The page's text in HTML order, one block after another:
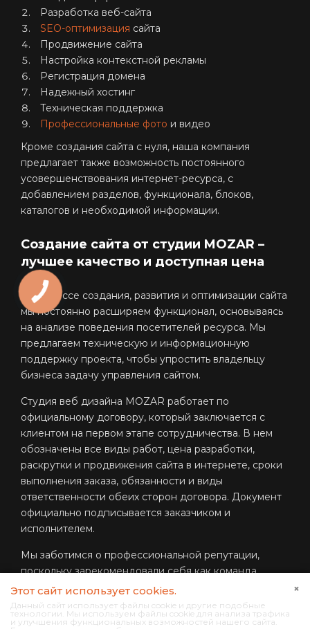
Разработка веб-сайта
SEO-оптимизация сайта
Продвижение сайта
Настройка контекстной рекламы
Регистрация домена
Надежный хостинг
Техническая поддержка
Профессиональные фото и видео
Кроме создания сайта с нуля, наша компания
предлагает также возможность постоянного
усовершенствования интернет-ресурса, с
добавлением разделов, функционала, блоков,
каталогов и необходимой информации.
Создание сайта от студии MOZAR –
лучшее качество и доступная цена
В процессе создания, развития и оптимизации сайта
мы постоянно расширяем функционал, основываясь
на анализе поведения посетителей ресурса. Мы
предлагаем техническую и информационную
поддержку проекта, чтобы упростить владельцу
бизнеса задачу управления сайтом.
Студия веб дизайна MOZAR работает по
официальному договору, который заключается с
клиентом на первом этапе сотрудничества. В нем
обозначены все виды работ, цена разработки,
раскрутки и продвижения сайта в интернете, сроки
выполнения заказа, обязанности и виды
ответственности обеих сторон договора. Документ
официально подписывается заказчиком и
исполнителем.
Мы заботимся о профессиональной репутации,
поскольку зарекомендовали себя как команда
экспертов, способная помочь каждому клиенту
развить онлайн-бизнес до стабильного роста
прибыли. Мы заинтересованы в положительном
Этот сайт использует cookies.
Данный сайт использует файлы cookie и другие подобные
технологии. Мы используем файлы cookie для анализа трафика
и улучшения функциональных возможностей нашего сайта.
×